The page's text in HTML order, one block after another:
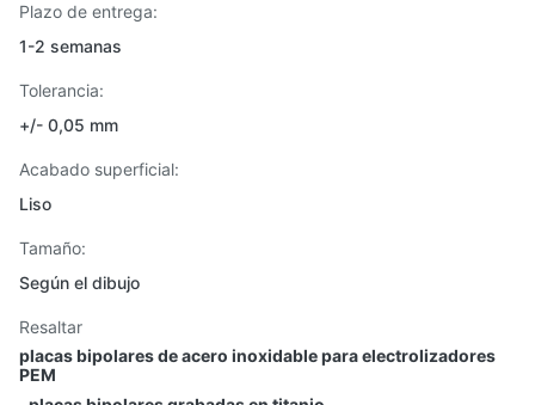
Plazo de entrega:
1-2 semanas
Tolerancia:
+/- 0,05 mm
Acabado superficial:
Liso
Tamaño:
Según el dibujo
Resaltar
placas bipolares de acero inoxidable para electrolizadores
PEM